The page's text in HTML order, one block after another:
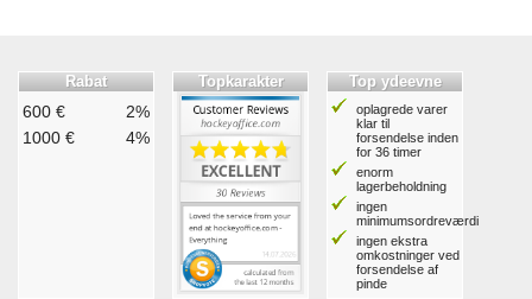
Rabat
600 €
2%
1000 €
4%
Topkarakter Top ydeevne
oplagrede varer
klar til
forsendelse inden
for 36 timer
enorm
lagerbeholdning
ingen
minimumsordreværdi
ingen ekstra
omkostninger ved
forsendelse af
pinde